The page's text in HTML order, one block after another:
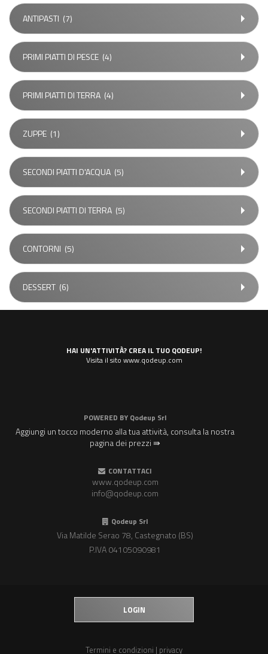
ANTIPASTI (7)
PRIMI PIATTI DI PESCE (4)
PRIMI PIATTI DI TERRA (4)
ZUPPE (1)
SECONDI PIATTI D'ACQUA (5)
SECONDI PIATTI DI TERRA (5)
CONTORNI (5)
DESSERT (6)
HAI UN'ATTIVITÀ? CREA IL TUO QODEUP!
Visita il sito www.qodeup.com
POWERED BY Qodeup Srl
Aggiungi un tocco moderno alla tua attività, consulta la nostra
pagina dei prezzi ⇛
CONTATTACI
www.qodeup.com
info@qodeup.com
Qodeup Srl
Via Matilde Serao 78, Castegnato (BS)
P.IVA 04105090981
LOGIN
Termini e condizioni | privacy